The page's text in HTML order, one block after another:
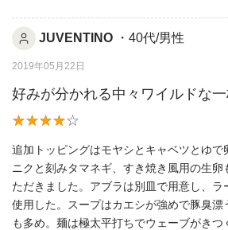
JUVENTINO ・40代/男性
2019年05月22日
好みが分かれる中々ワイルドな
追加トッピングはモヤシとキャベツとゆで
ニクと刻みタマネギ、すき焼き風用の生
ただきました。アブラは別皿で用意し、ラ
使用した。スープはカエシが強めで豚臭漂
も多め。麺は極太平打ちでウェーブがきつ